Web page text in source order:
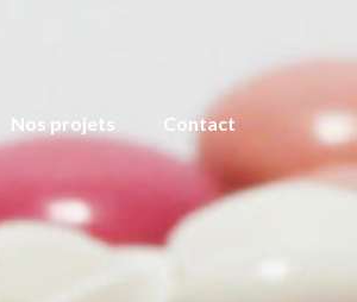
Nos projets Contact